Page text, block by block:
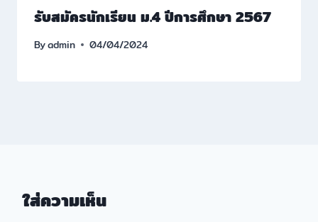
รับสมัครนักเรียน ม.4 ปีการศึกษา 2567
Byadmin 04/04/2024
ใส่ความเห็น